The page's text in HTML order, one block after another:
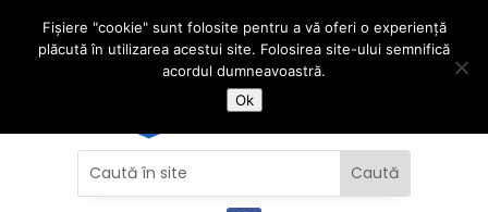
Fișiere "cookie" sunt folosite pentru a vă oferi o experiență
plăcută în utilizarea acestui site. Folosirea site-ului semnifică
acordul dumneavoastră.
Ok